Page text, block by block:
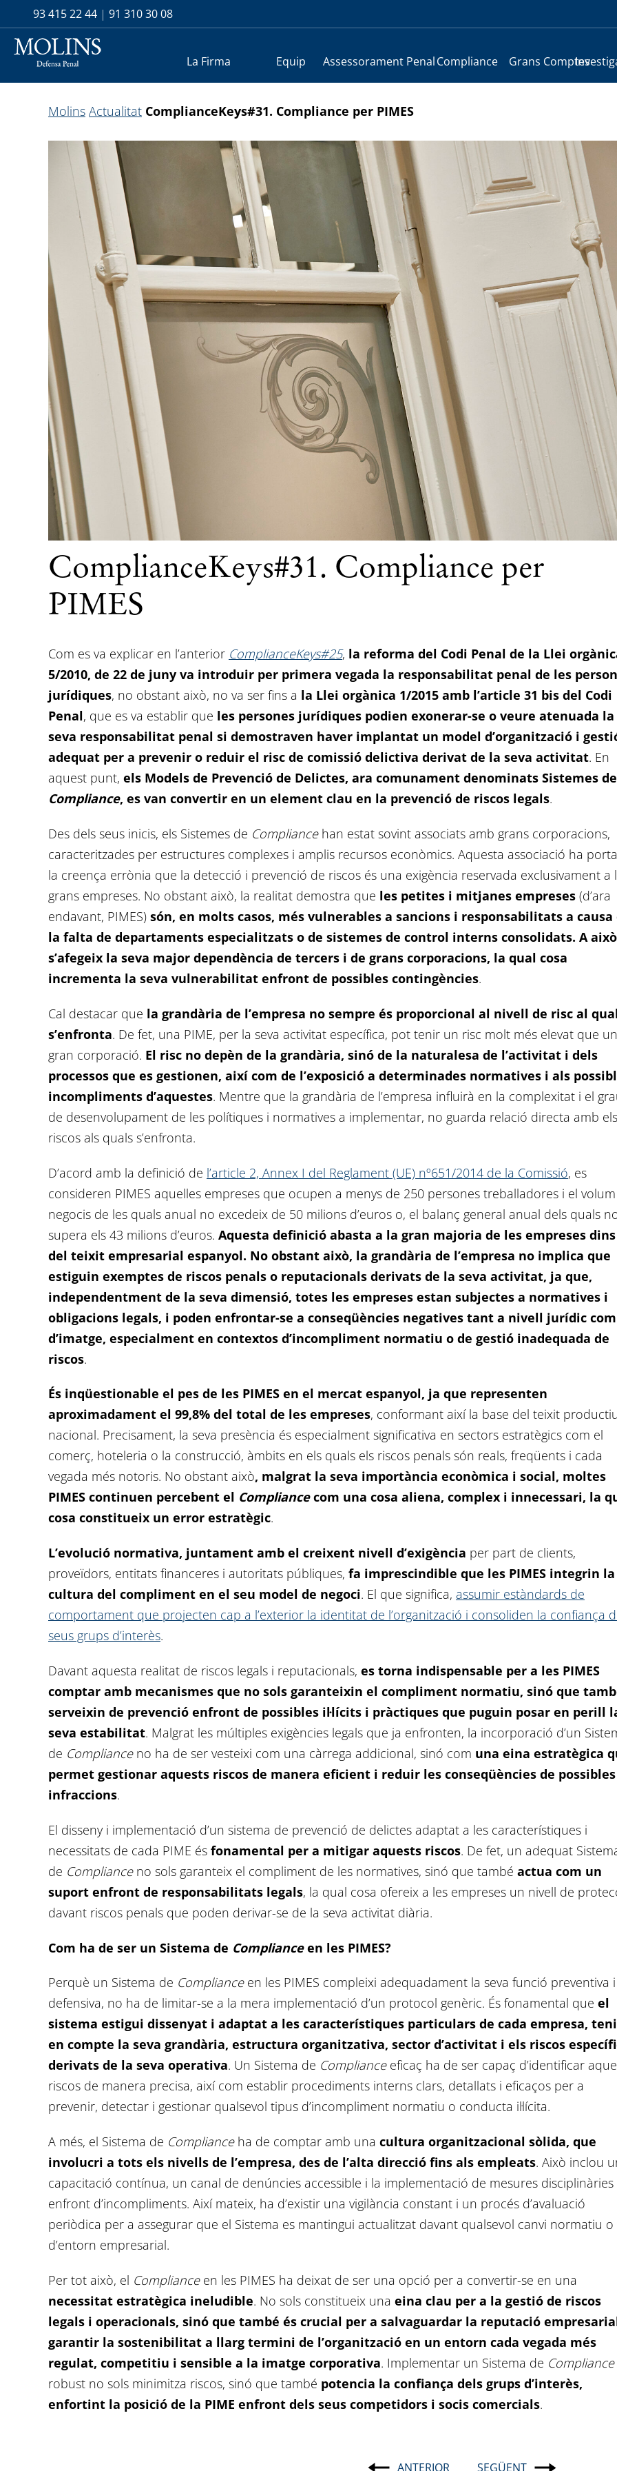
93 415 22 44 | 91 310 30 08
La Firma Equip Assessorament PenalCompliance Grans Comptes
Molins Actualitat ComplianceKeys#31. Compliance per PIMES
ComplianceKeys#31. Compliance per
PIMES
Com es va explicar en l’anterior ComplianceKeys#25, la reforma del Codi Penal de la Llei
5/2010, de 22 de juny va introduir per primera vegada la responsabilitat penal de les
jurídiques, no obstant això, no va ser fins a la Llei orgànica 1/2015 amb l’article 31 bis del Codi
Penal, que es va establir que les persones jurídiques podien exonerar-se o veure atenuada la
seva responsabilitat penal si demostraven haver implantat un model d’organització i
adequat per a prevenir o reduir el risc de comissió delictiva derivat de la seva activitat. En
aquest punt, els Models de Prevenció de Delictes, ara comunament denominats Sistemes de
Compliance, es van convertir en un element clau en la prevenció de riscos legals.
Des dels seus inicis, els Sistemes de Compliancehan estat sovint associats amb grans corporacions,
caracteritzades per estructures complexes i amplis recursos econòmics. Aquesta associació ha
la creença errònia que la detecció i prevenció de riscos és una exigència reservada exclusivament a
grans empreses. No obstant això, la realitat demostra que les petites i mitjanes empreses (d’ara
endavant, PIMES) són, en molts casos, més vulnerables a sancions i responsabilitats a causa
la falta de departaments especialitzats o de sistemes de control interns consolidats. A això
s’afegeix la seva major dependència de tercers i de grans corporacions, la qual cosa
incrementa la seva vulnerabilitat enfront de possibles contingències.
Cal destacar que la grandària de l’empresa no sempre és proporcional al nivell de risc al
s’enfronta. De fet, una PIME, per la seva activitat específica, pot tenir un risc molt més elevat que
gran corporació. El risc no depèn de la grandària, sinó de la naturalesa de l’activitat i dels
processos que es gestionen, així com de l’exposició a determinades normatives i als
incompliments d’aquestes. Mentre que la grandària de l’empresa influirà en la complexitat i el
de desenvolupament de les polítiques i normatives a implementar, no guarda relació directa amb els
riscos als quals s’enfronta.
D’acord amb la definició de l’article 2, Annex I del Reglament (UE) nº651/2014 de la Comissió, es
consideren PIMES aquelles empreses que ocupen a menys de 250 persones treballadores i el
negocis de les quals anual no excedeix de 50 milions d’euros o, el balanç general anual dels quals
supera els 43 milions d’euros. Aquesta definició abasta a la gran majoria de les empreses dins
del teixit empresarial espanyol. No obstant això, la grandària de l’empresa no implica que
estiguin exemptes de riscos penals o reputacionals derivats de la seva activitat, ja que,
independentment de la seva dimensió, totes les empreses estan subjectes a normatives i
obligacions legals, i poden enfrontar-se a conseqüències negatives tant a nivell jurídic com
d’imatge, especialment en contextos d’incompliment normatiu o de gestió inadequada de
riscos.
És inqüestionable el pes de les PIMES en el mercat espanyol, ja que representen
aproximadament el 99,8% del total de les empreses, conformant així la base del teixit productiu
nacional. Precisament, la seva presència és especialment significativa en sectors estratègics com el
comerç, hoteleria o la construcció, àmbits en els quals els riscos penals són reals, freqüents i cada
vegada més notoris. No obstant això, malgrat la seva importància econòmica i social, moltes
PIMES continuen percebent el Compliancecom una cosa aliena, complex i innecessari, la
cosa constitueix un error estratègic.
L’evolució normativa, juntament amb el creixent nivell d’exigència per part de clients,
proveïdors, entitats financeres i autoritats públiques, fa imprescindible que les PIMES integrin la
cultura del compliment en el seu model de negoci. El que significa, assumir estàndards de
comportament que projecten cap a l’exterior la identitat de l’organització i consoliden la confiança
seus grups d’interès.
Davant aquesta realitat de riscos legals i reputacionals, es torna indispensable per a les PIMES
comptar amb mecanismes que no sols garanteixin el compliment normatiu, sinó que
serveixin de prevenció enfront de possibles il·lícits i pràctiques que puguin posar en perill
seva estabilitat. Malgrat les múltiples exigències legals que ja enfronten, la incorporació d’un
de Complianceno ha de ser vesteixi com una càrrega addicional, sinó com una eina estratègica
permet gestionar aquests riscos de manera eficient i reduir les conseqüències de possibles
infraccions.
El disseny i implementació d’un sistema de prevenció de delictes adaptat a les característiques i
necessitats de cada PIME és fonamental per a mitigar aquests riscos. De fet, un adequat
de Complianceno sols garanteix el compliment de les normatives, sinó que també actua com un
suport enfront de responsabilitats legals, la qual cosa ofereix a les empreses un nivell de
davant riscos penals que poden derivar-se de la seva activitat diària.
Com ha de ser un Sistema de Complianceen les PIMES?
Perquè un Sistema de Complianceen les PIMES compleixi adequadament la seva funció preventiva i
defensiva, no ha de limitar-se a la mera implementació d’un protocol genèric. És fonamental que el
sistema estigui dissenyat i adaptat a les característiques particulars de cada empresa,
en compte la seva grandària, estructura organitzativa, sector d’activitat i els riscos
derivats de la seva operativa. Un Sistema de Complianceeficaç ha de ser capaç d’identificar
riscos de manera precisa, així com establir procediments interns clars, detallats i eficaços per a
prevenir, detectar i gestionar qualsevol tipus d’incompliment normatiu o conducta il·lícita.
A més, el Sistema de Complianceha de comptar amb una cultura organitzacional sòlida, que
involucri a tots els nivells de l’empresa, des de l’alta direcció fins als empleats. Això inclou
capacitació contínua, un canal de denúncies accessible i la implementació de mesures disciplinàries
enfront d’incompliments. Així mateix, ha d’existir una vigilància constant i un procés d’avaluació
periòdica per a assegurar que el Sistema es mantingui actualitzat davant qualsevol canvi normatiu o
d’entorn empresarial.
Per tot això, el Complianceen les PIMES ha deixat de ser una opció per a convertir-se en una
necessitat estratègica ineludible. No sols constitueix una eina clau per a la gestió de riscos
legals i operacionals, sinó que també és crucial per a salvaguardar la reputació
garantir la sostenibilitat a llarg termini de l’organització en un entorn cada vegada més
regulat, competitiu i sensible a la imatge corporativa. Implementar un Sistema de Compliance
robust no sols minimitza riscos, sinó que també potencia la confiança dels grups d’interès,
enfortint la posició de la PIME enfront dels seus competidors i socis comercials.
ANTERIOR SEGÜENT